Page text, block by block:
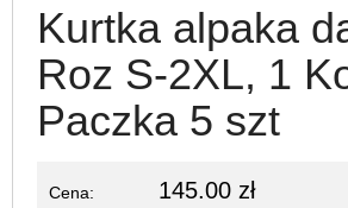
Kurtka alpaka
Roz S-2XL, 1
Paczka 5 szt
Cena: 145.00 zł